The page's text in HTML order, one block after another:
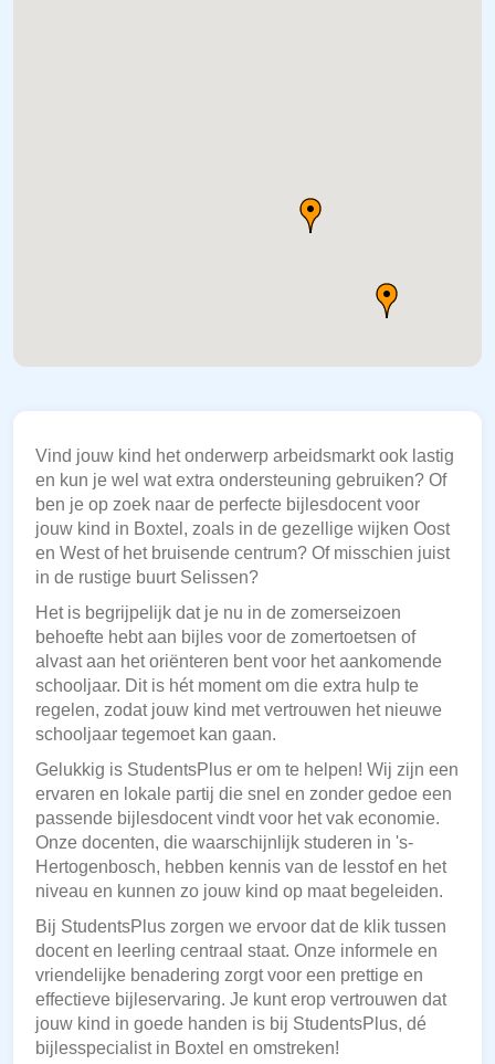
Vind jouw kind het onderwerp arbeidsmarkt ook lastig
en kun je wel wat extra ondersteuning gebruiken? Of
ben je op zoek naar de perfecte bijlesdocent voor
jouw kind in Boxtel, zoals in de gezellige wijken Oost
en West of het bruisende centrum? Of misschien juist
in de rustige buurt Selissen?
Het is begrijpelijk dat je nu in de zomerseizoen
behoefte hebt aan bijles voor de zomertoetsen of
alvast aan het oriënteren bent voor het aankomende
schooljaar. Dit is hét moment om die extra hulp te
regelen, zodat jouw kind met vertrouwen het nieuwe
schooljaar tegemoet kan gaan.
Gelukkig is StudentsPlus er om te helpen! Wij zijn een
ervaren en lokale partij die snel en zonder gedoe een
passende bijlesdocent vindt voor het vak economie.
Onze docenten, die waarschijnlijk studeren in 's-
Hertogenbosch, hebben kennis van de lesstof en het
niveau en kunnen zo jouw kind op maat begeleiden.
Bij StudentsPlus zorgen we ervoor dat de klik tussen
docent en leerling centraal staat. Onze informele en
vriendelijke benadering zorgt voor een prettige en
effectieve bijleservaring. Je kunt erop vertrouwen dat
jouw kind in goede handen is bij StudentsPlus, dé
bijlesspecialist in Boxtel en omstreken!